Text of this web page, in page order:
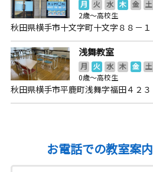
月 火 水 木 金 土
2歳～高校生
秋田県横手市十文字町十文字８８－１
浅舞教室
月 火 水 木 金 土
0歳～高校生
秋田県横手市平鹿町浅舞字福田４２３
お電話での教室案内